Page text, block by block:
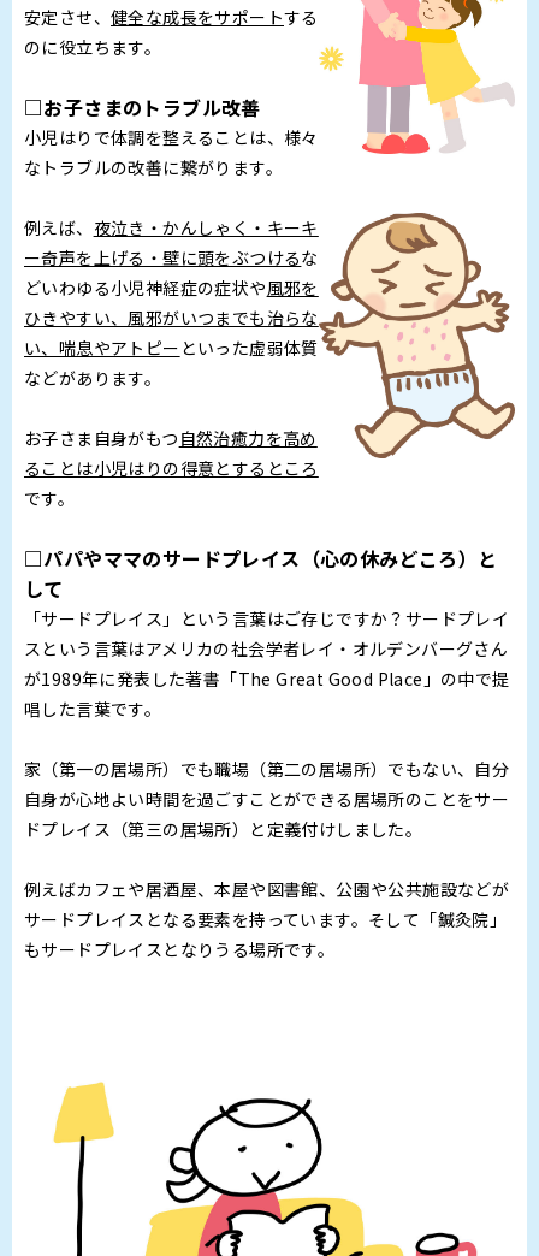
安定させ、 健全な成長をサポートする
のに役立ちます。
□お子さまのトラブル改善
小児はりで体調を整えることは、様々
なトラブルの改善に繋がります。
例えば、 夜泣き・かんしゃく・キーキ
ー奇声を上げる・壁に頭をぶつけるな
どいわゆる小児神経症の症状や風邪を
ひきやすい、風邪がいつまでも治らな
い、喘息やアトピー といった虚弱体質
などがあります。
お子さま自身がもつ 自然治癒力を高め
ることは小児はりの得意とするところ
です。
□パパやママのサードプレイス（心の休みどころ）と
して
「サードプレイス」という言葉はご存じですか？サードプレイ
スという言葉はアメリカの社会学者レイ・オルデンバーグさん
が1989年に発表した著書「The Great Good Place」の中で提
唱した言葉です。
家（第一の居場所）でも職場（第二の居場所）でもない、自分
自身が心地よい時間を過ごすことができる居場所のことをサー
ドプレイス（第三の居場所）と定義付けしました。
例えばカフェや居酒屋、本屋や図書館、公園や公共施設などが
サードプレイスとなる要素を持っています。そして「鍼灸院」
もサードプレイスとなりうる場所です。